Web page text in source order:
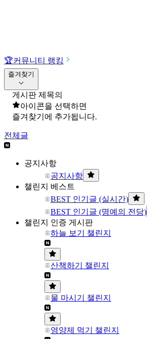
🏆커뮤니티 랭킹
즐겨찾기
게시판 제목의
아이콘을 선택하면
즐겨찾기에 추가됩니다.
전체글
공지사항
공지사항
챌린지 베스트
BEST 인기글 (실시간)
BEST 인기글 (명예의 전당)
챌린지 인증 게시판
하늘 보기 챌린지
산책하기 챌린지
물 마시기 챌린지
영양제 먹기 챌린지